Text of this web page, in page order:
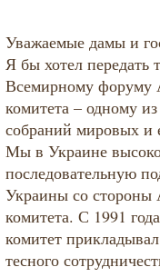
Уважаемые дамы и
Я бы хотел передать
Всемирному форуму
комитета – одному
собраний мировых и
Мы в Украине
последовательную
Украины со стороны
комитета. С 1991
комитет
тесного